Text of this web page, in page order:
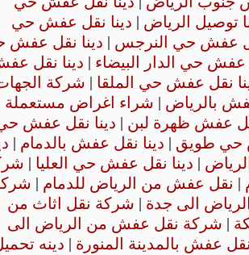
توصيل الرياض | دينا نقل عفش حي
عفش حي النرجس | دينا نقل عفش
عفش حي الدار البيضاء | دينا نقل
نقل عفش حي الملقا | شركة
بالرياض | شراء اغراض مستعملة
عفش ظهرة لبن | دينا نقل عفش
حي طويق | دينا نقل عفش بالدمام |
| دينا نقل عفش حي العليا |
| نقل عفش من الرياض للدمام |
الى جدة | شركة نقل اثاث من
| شركة نقل عفش من الرياض الى
عفش بالمدينة المنورة | دينه